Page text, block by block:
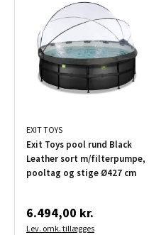
EXIT TOYS
Exit Toys pool rund Black
Leather sort m/filterpumpe,
pooltag og stige Ø427 cm
6.494,00 kr.
Lev. omk. tillægges